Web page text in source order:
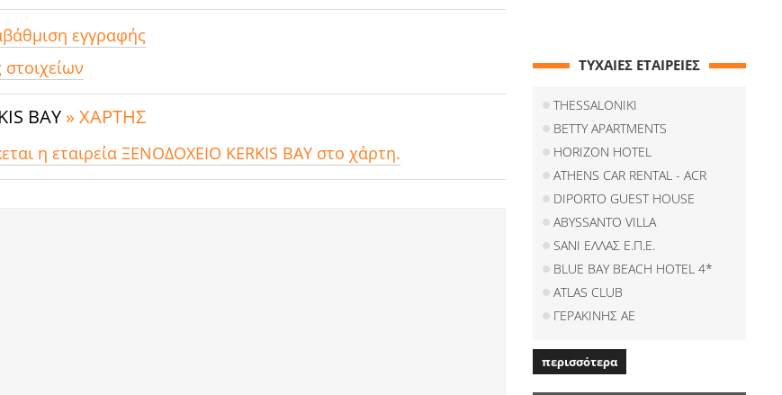
εγγραφής
BAY » ΧΑΡΤΗΣ
η εταιρεία ΞΕΝΟΔΟΧΕΙΟ KERKIS BAY στο χάρτη.
ΤΥΧΑΙΕΣ ΕΤΑΙΡΕΙΕΣ
THESSALONIKI
BETTY APARTMENTS
HORIZON HOTEL
ATHENS CAR RENTAL - ACR
DIPORTO GUEST HOUSE
ABYSSANTO VILLA
SANI ΕΛΛΑΣ Ε.Π.Ε.
BLUE BAY BEACH HOTEL 4*
ATLAS CLUB
ΓΕΡΑΚΙΝΗΣ ΑΕ
περισσότερα